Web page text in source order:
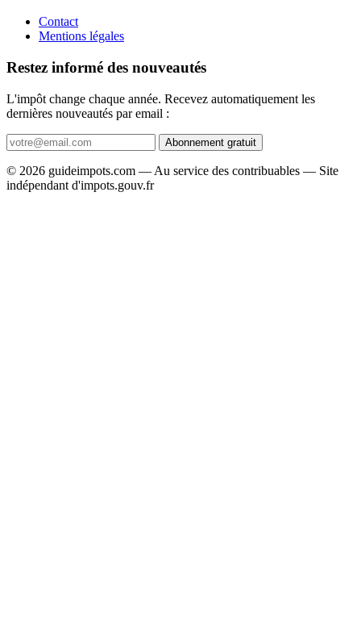
Contact
Mentions légales
Restez informé des nouveautés
L'impôt change chaque année. Recevez automatiquement les
dernières nouveautés par email :
Abonnement gratuit
© 2026 guideimpots.com — Au service des contribuables — Site
indépendant d'impots.gouv.fr